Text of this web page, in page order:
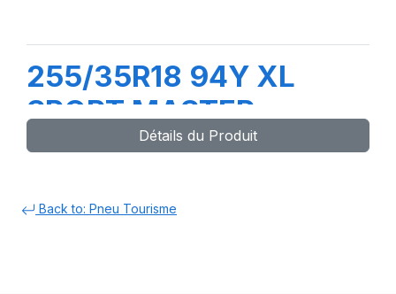
255/35R18 94Y XL
SPORT MASTER
Détails du Produit
Back to: Pneu Tourisme